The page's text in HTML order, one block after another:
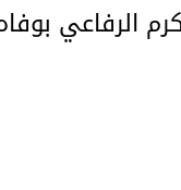
الرفاعي